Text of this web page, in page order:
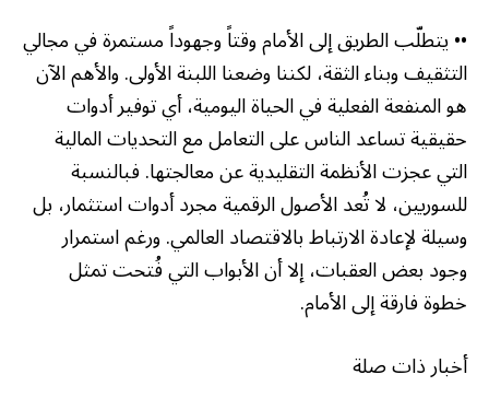
•• يتطلّب الطريق إلى الأمام وقتاً وجهوداً مستمرة في مجالي
التثقيف وبناء الثقة، لكننا وضعنا اللبنة الأولى. والأهم الآن
هو المنفعة الفعلية في الحياة اليومية، أي توفير أدوات
حقيقية تساعد الناس على التعامل مع التحديات المالية
التي عجزت الأنظمة التقليدية عن معالجتها. فبالنسبة
للسوريين، لا تُعد الأصول الرقمية مجرد أدوات استثمار، بل
وسيلة لإعادة الارتباط بالاقتصاد العالمي. ورغم استمرار
وجود بعض العقبات، إلا أن الأبواب التي فُتحت تمثل
خطوة فارقة إلى الأمام.
أخبار ذات صلة